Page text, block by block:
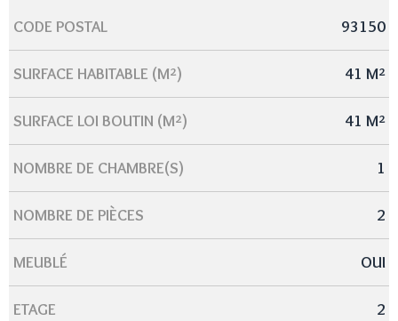
Caractérisque Valeurs
CODE POSTAL 93150
SURFACE HABITABLE (M²) 41 M²
SURFACE LOI BOUTIN (M²) 41 M²
NOMBRE DE CHAMBRE(S) 1
NOMBRE DE PIÈCES 2
MEUBLÉ OUI
ETAGE 2